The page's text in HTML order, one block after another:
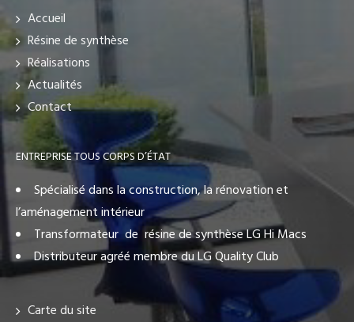
Accueil
Résine de synthèse
Réalisations
Actualités
Contact
ENTREPRISE TOUS CORPS D’ÉTAT
Spécialisé dans la construction, la rénovation et
l’aménagement intérieur
Transformateur de résine de synthèse LG Hi Macs
Distributeur agréé membre du LG Quality Club
Carte du site